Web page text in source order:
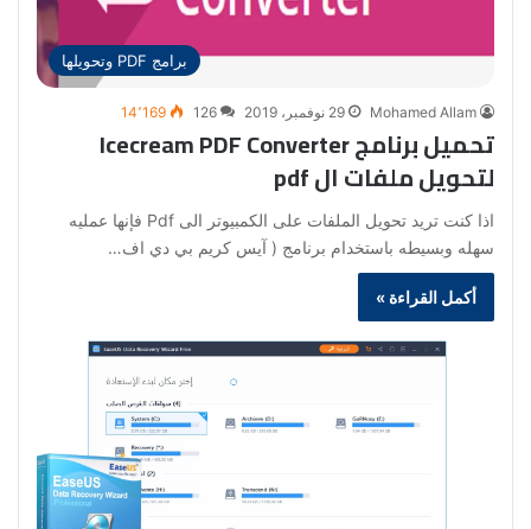
برامج PDF وتحويلها
Mohamed Allam 29 نوفمبر، 2019 126 14٬169
تحميل برنامج Icecream PDF Converter
لتحويل ملفات ال pdf
اذا كنت تريد تحويل الملفات على الكمبيوتر الى Pdf فإنها عمليه
سهله وبسيطه باستخدام برنامج ( آيس كريم بي دي اف…
أكمل القراءة »